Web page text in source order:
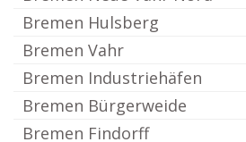
Bremen Hulsberg
Bremen Vahr
Bremen Industriehäfen
Bremen Bürgerweide
Bremen Findorff